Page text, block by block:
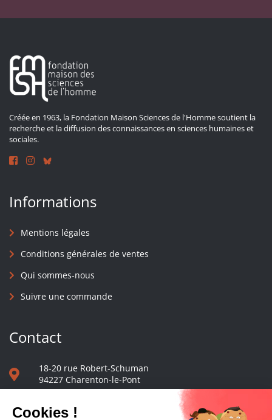
Créée en 1963, la Fondation Maison Sciences de l'Homme soutient la
recherche et la diffusion des connaissances en sciences humaines et
sociales.
Informations
Mentions légales
Conditions générales de ventes
Qui sommes-nous
Suivre une commande
Contact
18-20 rue Robert-Schuman
94227 Charenton-le-Pont